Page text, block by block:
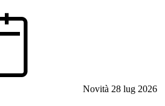
Novità 28 lug 2026